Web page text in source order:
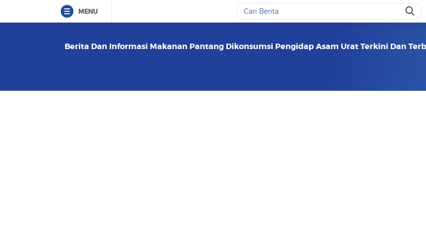
MENU
Berita Dan Informasi Makanan Pantang Dikonsumsi Pengidap Asam Urat Terkini Dan